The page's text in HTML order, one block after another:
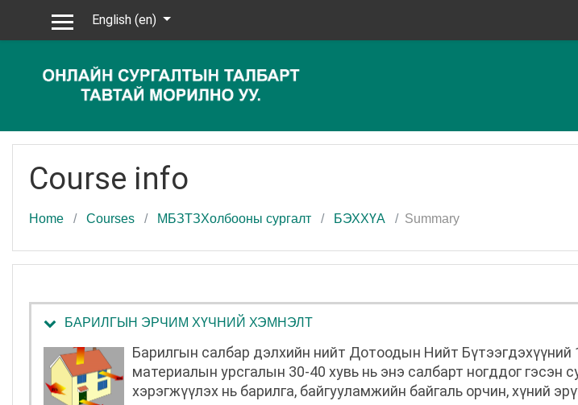
Side panelEnglish ‎(en)‎
Course info
Home Courses МБЗТЗХолбооны сургалт БЭХХҮА Summary
БАРИЛГЫН ЭРЧИМ ХҮЧНИЙ ХЭМНЭЛТ
Барилгын салбар дэлхийн нийт Дотоодын Нийт Бүтээгдэхүүний
материалын урсгалын 30-40 хувь нь энэ салбарт ногддог
хэрэгжүүлэх нь барилга, байгууламжийн байгаль орчин, хүний